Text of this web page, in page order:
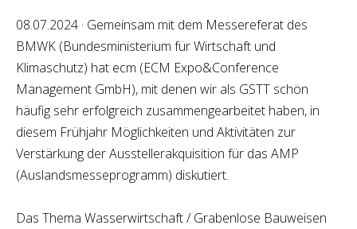
08.07.2024 · Gemeinsam mit dem Messereferat des
BMWK (Bundesministerium für Wirtschaft und
Klimaschutz) hat ecm (ECM Expo&Conference
Management GmbH), mit denen wir als GSTT schön
häufig sehr erfolgreich zusammengearbeitet haben, in
diesem Frühjahr Möglichkeiten und Aktivitäten zur
Verstärkung der Ausstellerakquisition für das AMP
(Auslandsmesseprogramm) diskutiert.
Das Thema Wasserwirtschaft / Grabenlose Bauweisen